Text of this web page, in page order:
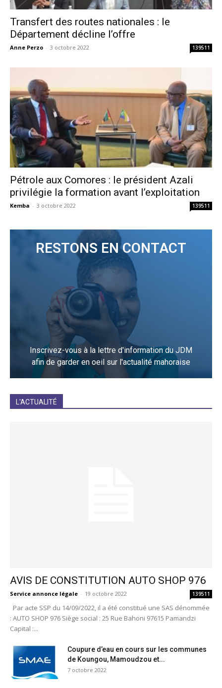
Transfert des routes nationales : le
Département décline l’offre
Anne Perzo - 3 octobre 2022 139511
Pétrole aux Comores : le président Azali
privilégie la formation avant l’exploitation
Kemba - 3 octobre 2022 139511
RESTONS EN CONTACT
Inscrivez-vous à la lettre d'information du JDM
afin de garder en oeil sur l'actualité mahoraise
L'ACTUALITÉ
AVIS DE CONSTITUTION AUTO SHOP 976
Service annonce légale - 19 octobre 2022 139511
Par acte SSP du 14/09/2022, il a été constitué une SAS dénommée
: AUTO SHOP 976 Siège social : 25 Rue Bahoni 97615 Pamandzi
Capital :...
Coupure d’eau en cours sur les communes
de Koungou, Mamoudzou et...
7 octobre 2022